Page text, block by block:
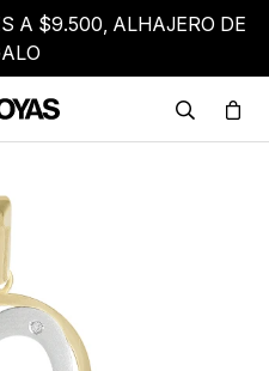
A $9.500, ALHAJERO DE